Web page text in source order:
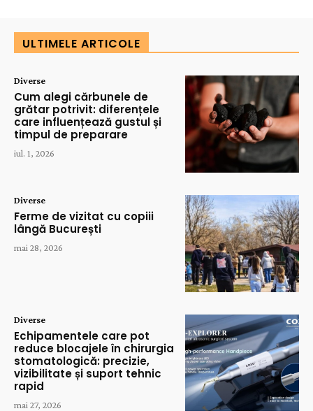
ULTIMELE ARTICOLE
Diverse
Cum alegi cărbunele de
grătar potrivit: diferențele
care influențează gustul și
timpul de preparare
iul. 1, 2026
Diverse
Ferme de vizitat cu copiii
lângă București
mai 28, 2026
Diverse
Echipamentele care pot
reduce blocajele în chirurgia
stomatologică: precizie,
vizibilitate și suport tehnic
rapid
mai 27, 2026